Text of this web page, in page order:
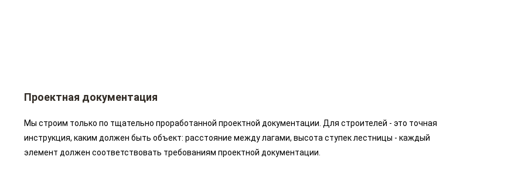
Проектная документация
Мы строим только по тщательно проработанной проектной документации. Для строителей - это точная
инструкция, каким должен быть объект: расстояние между лагами, высота ступек лестницы - каждый
элемент должен соответствовать требованиям проектной документации.